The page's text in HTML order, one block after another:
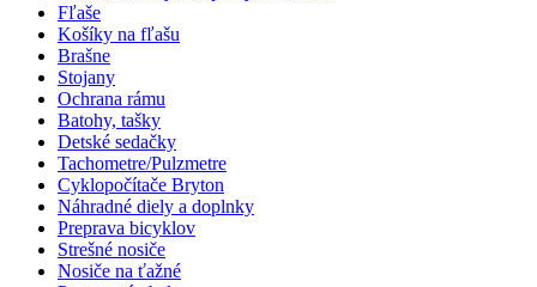
Fľaše
Košíky na fľašu
Brašne
Stojany
Ochrana rámu
Batohy, tašky
Detské sedačky
Tachometre/Pulzmetre
Cyklopočítače Bryton
Náhradné diely a doplnky
Preprava bicyklov
Strešné nosiče
Nosiče na ťažné